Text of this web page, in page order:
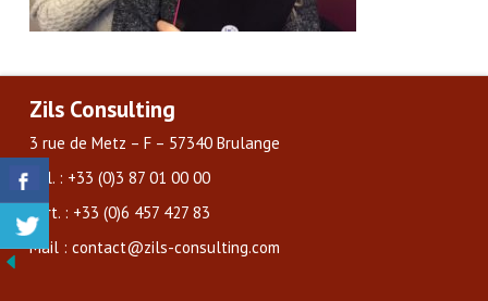
Zils Consulting
3 rue de Metz – F – 57340 Brulange
Tél. : +33 (0)3 87 01 00 00
Port. : +33 (0)6 457 427 83
Mail : contact@zils-consulting.com